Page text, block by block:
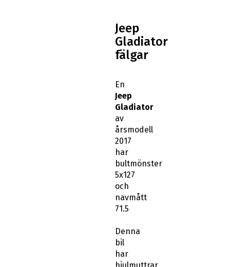
Jeep
Gladiator
fälgar
En
Jeep
Gladiator
av
årsmodell
2017
har
bultmönster
5x127
och
navmått
71.5
Denna
bil
har
hjulmuttrar